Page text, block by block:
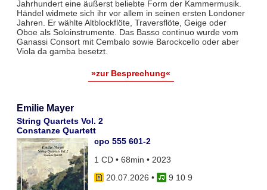
Jahrhundert eine äußerst beliebte Form der Kammermusik.
Händel widmete sich ihr vor allem in seinen ersten Londoner
Jahren. Er wählte Altblockflöte, Traversflöte, Geige oder
Oboe als Soloinstrumente. Das Basso continuo wurde vom
Ganassi Consort mit Cembalo sowie Barockcello oder aber
Viola da gamba besetzt.
»zur Besprechung«
Emilie Mayer
String Quartets Vol. 2
Constanze Quartett
cpo 555 601-2
1 CD • 68min • 2023
20.07.2026 •
9 10 9